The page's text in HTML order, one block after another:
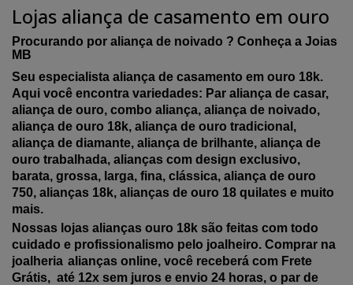
Lojas aliança de casamento em ouro
Procurando por aliança de noivado ? Conheça a Joias
MB
Seu especialista aliança de casamento em ouro 18k.
Aqui você encontra variedades: Par aliança de casar,
aliança de ouro, combo aliança, aliança de noivado,
aliança de ouro 18k, aliança de ouro tradicional,
aliança de diamante, aliança de brilhante, aliança de
ouro trabalhada, alianças com design exclusivo,
barata, grossa, larga, fina, clássica, aliança de ouro
750, alianças 18k, alianças de ouro 18 quilates e muito
mais.
Nossas lojas alianças ouro 18k são feitas com todo
cuidado e profissionalismo pelo joalheiro. Comprar na
joalheria alianças online, você receberá com Frete
Grátis, até 12x sem juros e envio 24 horas, o par de